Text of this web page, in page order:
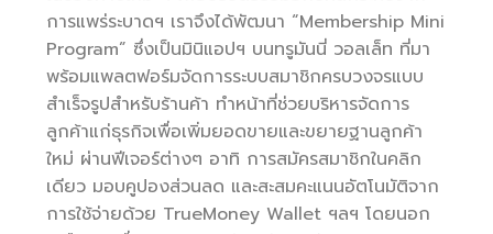
การแพร่ระบาดฯ เราจึงได้พัฒนา “Membership Mini
Program” ซึ่งเป็นมินิแอปฯ บนทรูมันนี่ วอลเล็ท ที่มา
พร้อมแพลตฟอร์มจัดการระบบสมาชิกครบวงจรแบบ
สำเร็จรูปสำหรับร้านค้า ทำหน้าที่ช่วยบริหารจัดการ
ลูกค้าแก่ธุรกิจเพื่อเพิ่มยอดขายและขยายฐานลูกค้า
ใหม่ ผ่านฟีเจอร์ต่างๆ อาทิ การสมัครสมาชิกในคลิก
เดียว มอบคูปองส่วนลด และสะสมคะแนนอัตโนมัติจาก
การใช้จ่ายด้วย TrueMoney Wallet ฯลฯ โดยนอก